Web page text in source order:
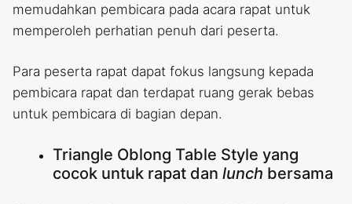
memudahkan pembicara pada acara rapat untuk
memperoleh perhatian penuh dari peserta.
Para peserta rapat dapat fokus langsung kepada
pembicara rapat dan terdapat ruang gerak bebas
untuk pembicara di bagian depan.
Triangle Oblong Table Style yang
cocok untuk rapat dan lunch bersama